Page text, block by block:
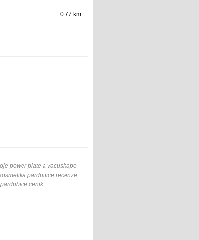
0.77 km
power plate a vacushape
pardubice recenze,
cenik